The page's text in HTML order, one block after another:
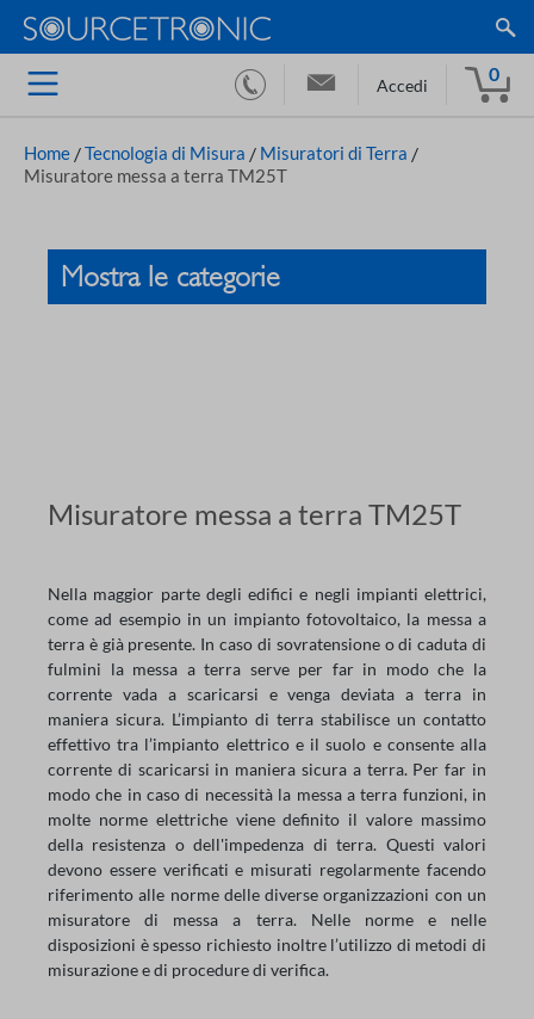
Accedi
0
Home /Tecnologia di Misura / Misuratori di Terra /
Misuratore messa a terra TM25T
Mostra le categorie
Misuratore messa a terra TM25T
Nella maggior parte degli edifici e negli impianti elettrici,
come ad esempio in un impianto fotovoltaico, la messa a
terra è già presente. In caso di sovratensione o di caduta di
fulmini la messa a terra serve per far in modo che la
corrente vada a scaricarsi e venga deviata a terra in
maniera sicura. L’impianto di terra stabilisce un contatto
effettivo tra l’impianto elettrico e il suolo e consente alla
corrente di scaricarsi in maniera sicura a terra. Per far in
modo che in caso di necessità la messa a terra funzioni, in
molte norme elettriche viene definito il valore massimo
della resistenza o dell'impedenza di terra. Questi valori
devono essere verificati e misurati regolarmente facendo
riferimento alle norme delle diverse organizzazioni con un
misuratore di messa a terra. Nelle norme e nelle
disposizioni è spesso richiesto inoltre l’utilizzo di metodi di
misurazione e di procedure di verifica.